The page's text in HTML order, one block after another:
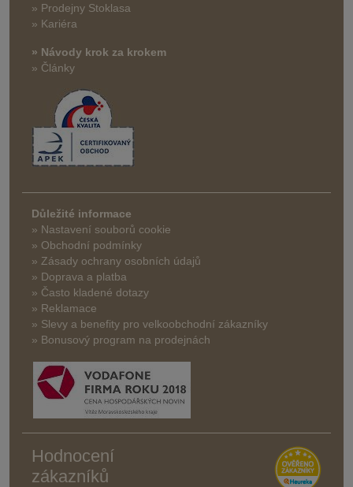
» Prodejny Stoklasa
» Kariéra
» Návody krok za krokem
» Články
Důležité informace
» Nastavení souborů cookie
» Obchodní podmínky
» Zásady ochrany osobních údajů
» Doprava a platba
» Často kladené dotazy
» Reklamace
» Slevy a benefity pro velkoobchodní zákazníky
» Bonusový program na prodejnách
Hodnocení
zákazníků